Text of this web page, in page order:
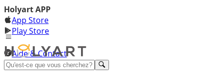
Holyart APP
App Store
Play Store
Aide & Contact
Découvrez Premium